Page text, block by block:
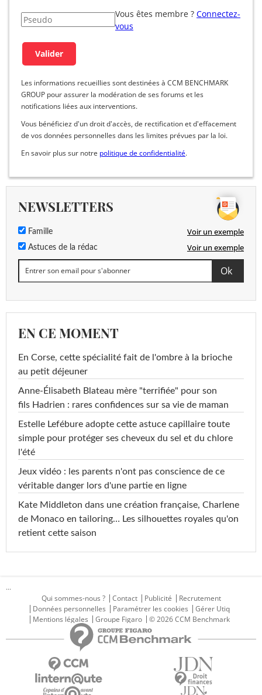
Vous êtes membre ? Connectez-
vous
Les informations recueillies sont destinées à CCM BENCHMARK
GROUP pour assurer la modération de ses forums et les
notifications liées aux interventions.
Vous bénéficiez d'un droit d'accès, de rectification et d'effacement
de vos données personnelles dans les limites prévues par la loi.
En savoir plus sur notre politique de confidentialité.
NEWSLETTERS
Famille Voir un exemple
Astuces de la rédac Voir un exemple
EN CE MOMENT
En Corse, cette spécialité fait de l'ombre à la brioche
au petit déjeuner
Anne-Élisabeth Blateau mère "terrifiée" pour son
fils Hadrien : rares confidences sur sa vie de maman
Estelle Lefébure adopte cette astuce capillaire toute
simple pour protéger ses cheveux du sel et du chlore
l'été
Jeux vidéo : les parents n'ont pas conscience de ce
véritable danger lors d'une partie en ligne
Kate Middleton dans une création française, Charlene
de Monaco en tailoring… Les silhouettes royales qu'on
retient cette saison
...
Qui sommes-nous ?
Contact Publicité
Recrutement
Données personnelles
Paramétrer les cookies
Gérer Utiq
Mentions légales
Groupe Figaro © 2026 CCM Benchmark